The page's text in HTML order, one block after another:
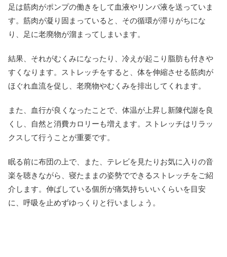
足は筋肉がポンプの働きをして血液やリンパ液を送っていま
す。筋肉が凝り固まっていると、その循環が滞りがちにな
り、足に老廃物が溜まってしまいます。
結果、それがむくみになったり、冷えが起こり脂肪も付きや
すくなります。ストレッチをすると、体を伸縮させる筋肉が
ほぐれ血流を促し、老廃物やむくみを排出してくれます。
また、血行が良くなったことで、体温が上昇し新陳代謝を良
くし、自然と消費カロリーも増えます。ストレッチはリラッ
クスして行うことが重要です。
眠る前に布団の上で、また、テレビを見たりお気に入りの音
楽を聴きながら、寝たままの姿勢でできるストレッチをご紹
介します。伸ばしている個所が痛気持ちいいくらいを目安
に、呼吸を止めずゆっくりと行いましょう。